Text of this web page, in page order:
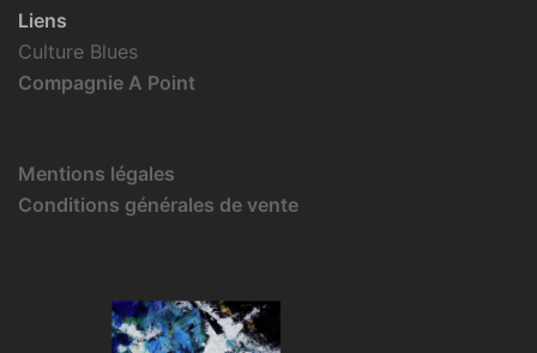
Liens
Culture Blues
Compagnie A Point
Mentions légales
Conditions générales de vente